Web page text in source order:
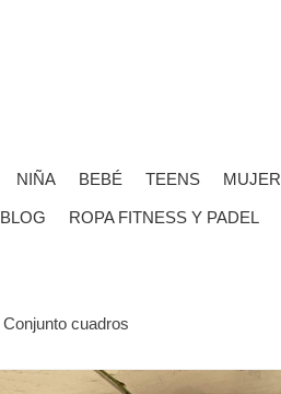
NIÑA BEBÉ TEENS MUJER
BLOG ROPA FITNESS Y PADEL
Conjunto cuadros